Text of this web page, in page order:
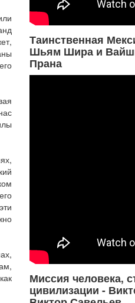
Таинственная
Шьям Шира и
Прана
Миссия человека,
цивилизации -